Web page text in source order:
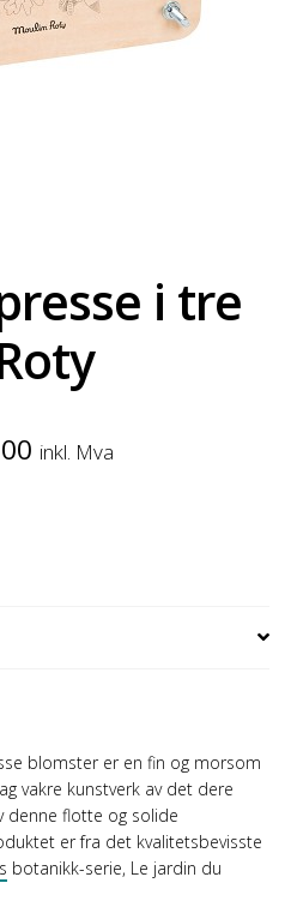
i tre
Current
inkl. Mva
blomster er en fin og morsom
vakre kunstverk av det dere
denne flotte og solide
er fra det kvalitetsbevisste
botanikk-serie, Le jardin du